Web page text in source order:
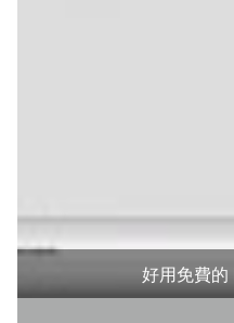
好用免費的